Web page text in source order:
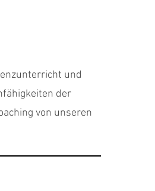
und
der
von unseren